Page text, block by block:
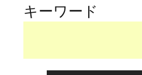
キーワード